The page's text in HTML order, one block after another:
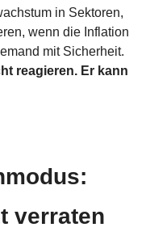
in Sektoren,
wenn die Inflation
reagieren. Er kann
verraten